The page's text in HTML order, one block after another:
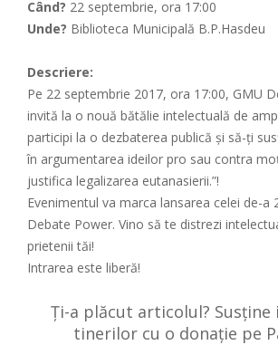
Când? ​22 septembrie, ora 17:00
Unde? Biblioteca Municipală B.P.Hasdeu
Descriere:
Pe 22 septembrie 2017, ora 17:00, GMU
invită la o nouă bătălie intelectuală de
participi la o dezbaterea publică și să-ți
în argumentarea ideilor pro sau contra
justifica legalizarea eutanasierii.”!
Evenimentul va marca lansarea celei de-a
Debate Power. Vino să te distrezi
prietenii tăi!
Intrarea este liberă!
Ți-a plăcut articolul?
tinerilor cu o donație pe